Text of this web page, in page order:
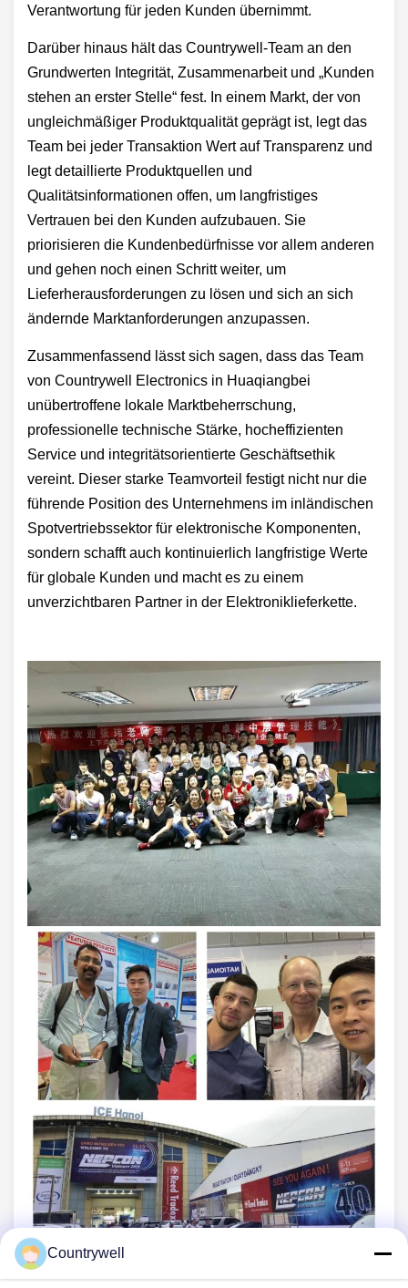
Verantwortung für jeden Kunden übernimmt.
Darüber hinaus hält das Countrywell-Team an den
Grundwerten Integrität, Zusammenarbeit und „Kunden
stehen an erster Stelle“ fest. In einem Markt, der von
ungleichmäßiger Produktqualität geprägt ist, legt das
Team bei jeder Transaktion Wert auf Transparenz und
legt detaillierte Produktquellen und
Qualitätsinformationen offen, um langfristiges
Vertrauen bei den Kunden aufzubauen. Sie
priorisieren die Kundenbedürfnisse vor allem anderen
und gehen noch einen Schritt weiter, um
Lieferherausforderungen zu lösen und sich an sich
ändernde Marktanforderungen anzupassen.
Zusammenfassend lässt sich sagen, dass das Team
von Countrywell Electronics in Huaqiangbei
unübertroffene lokale Marktbeherrschung,
professionelle technische Stärke, hocheffizienten
Service und integritätsorientierte Geschäftsethik
vereint. Dieser starke Teamvorteil festigt nicht nur die
führende Position des Unternehmens im inländischen
Spotvertriebssektor für elektronische Komponenten,
sondern schafft auch kontinuierlich langfristige Werte
für globale Kunden und macht es zu einem
unverzichtbaren Partner in der Elektroniklieferkette.
Countrywell